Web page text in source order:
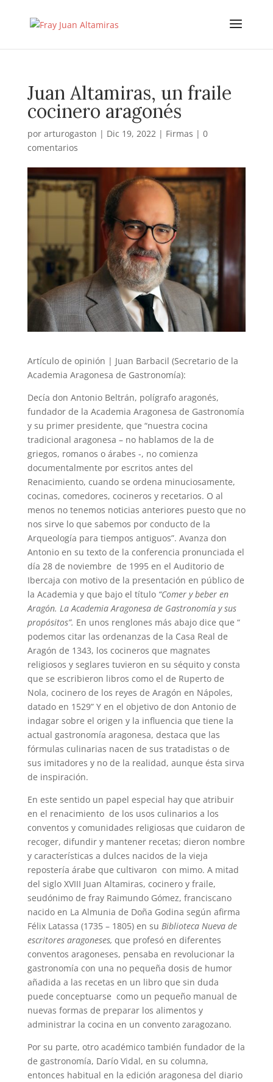
Juan Altamiras, un fraile
cocinero aragonés
por arturogaston | Dic 19, 2022| Firmas | 0
comentarios
Artículo de opinión | Juan Barbacil (Secretario de la
Academia Aragonesa de Gastronomía):
Decía don Antonio Beltrán, polígrafo aragonés,
fundador de la Academia Aragonesa de Gastronomía
y su primer presidente, que “nuestra cocina
tradicional aragonesa – no hablamos de la de
griegos, romanos o árabes -, no comienza
documentalmente por escritos antes del
Renacimiento, cuando se ordena minuciosamente,
cocinas, comedores, cocineros y recetarios. O al
menos no tenemos noticias anteriores puesto que no
nos sirve lo que sabemos por conducto de la
Arqueología para tiempos antiguos”. Avanza don
Antonio en su texto de la conferencia pronunciada el
día 28 de noviembre de 1995 en el Auditorio de
Ibercaja con motivo de la presentación en público de
la Academia y que bajo el título “Comer y beber en
Aragón. La Academia Aragonesa de Gastronomía y sus
propósitos”. En unos renglones más abajo dice que “
podemos citar las ordenanzas de la Casa Real de
Aragón de 1343, los cocineros que magnates
religiosos y seglares tuvieron en su séquito y consta
que se escribieron libros como el de Ruperto de
Nola, cocinero de los reyes de Aragón en Nápoles,
datado en 1529” Y en el objetivo de don Antonio de
indagar sobre el origen y la influencia que tiene la
actual gastronomía aragonesa, destaca que las
fórmulas culinarias nacen de sus tratadistas o de
sus imitadores y no de la realidad, aunque ésta sirva
de inspiración.
En este sentido un papel especial hay que atribuir
en el renacimiento de los usos culinarios a los
conventos y comunidades religiosas que cuidaron de
recoger, difundir y mantener recetas; dieron nombre
y características a dulces nacidos de la vieja
repostería árabe que cultivaron con mimo. A mitad
del siglo XVIII Juan Altamiras, cocinero y fraile,
seudónimo de fray Raimundo Gómez, franciscano
nacido en La Almunia de Doña Godina según afirma
Félix Latassa (1735 – 1805) en su Biblioteca Nueva de
escritores aragoneses, que profesó en diferentes
conventos aragoneses, pensaba en revolucionar la
gastronomía con una no pequeña dosis de humor
añadida a las recetas en un libro que sin duda
puede conceptuarse como un pequeño manual de
nuevas formas de preparar los alimentos y
administrar la cocina en un convento zaragozano.
Por su parte, otro académico también fundador de la
de gastronomía, Darío Vidal, en su columna,
entonces habitual en la edición aragonesa del diario